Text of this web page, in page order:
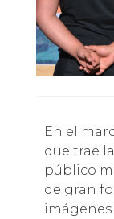
En el marco del proyecto instalación
que trae
público
de gran
imágenes